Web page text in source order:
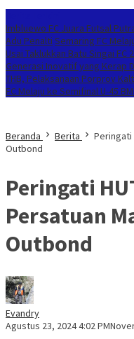
Imbluewo FC Juara Futsal
Adu Penalti Semaring FC
Usai Taklukkan Batu Singai FC
Generasi Inovatif yang Kerap
THB, Pelaksanaan Porprov
FC Melaju ke Semifinal U-45
Beranda Berita
Peringati
Outbond
Peringati
Persatuan
Outbond
Evandry
Agustus 23, 2024 4:02 PM